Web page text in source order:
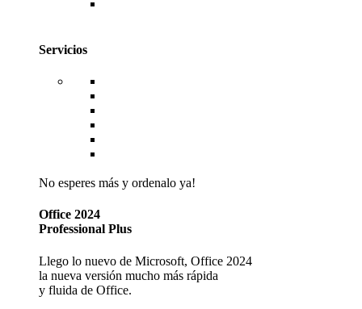
Servicios
No esperes más y ordenalo ya!
Office 2024
Professional Plus
Llego lo nuevo de Microsoft, Office 2024
la nueva versión mucho más rápida
y fluida de Office.